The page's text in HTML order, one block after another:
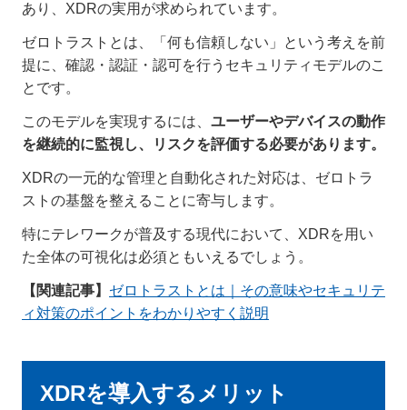
あり、XDRの実用が求められています。
ゼロトラストとは、「何も信頼しない」という考えを前
提に、確認・認証・認可を行うセキュリティモデルのこ
とです。
このモデルを実現するには、 ユーザーやデバイスの動作
を継続的に監視し、リスクを評価する必要があります。
XDRの一元的な管理と自動化された対応は、ゼロトラ
ストの基盤を整えることに寄与します。
特にテレワークが普及する現代において、XDRを用い
た全体の可視化は必須ともいえるでしょう。
【関連記事】 ゼロトラストとは｜その意味やセキュリテ
ィ対策のポイントをわかりやすく説明
XDRを導入するメリット